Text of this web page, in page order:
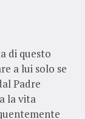
di questo
a lui solo se
Padre
la vita